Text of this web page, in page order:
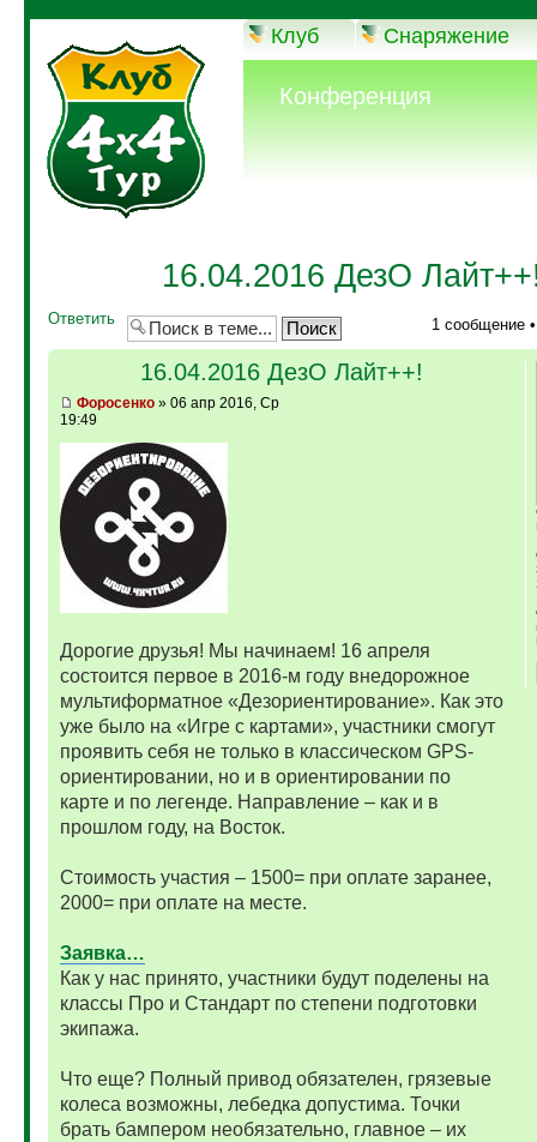
Клуб Снаряжение
Конференция
16.04.2016 ДезО
Ответить 1 сообщение
16.04.2016 ДезО Лайт++!
Фopoceнкo» 06 апр 2016, Ср
19:49
Дорогие друзья! Мы начинаем! 16 апреля
состоится первое в 2016-м году внедорожное
мультиформатное «Дезориентирование». Как это
уже было на «Игре с картами», участники смогут
проявить себя не только в классическом GPS-
ориентировании, но и в ориентировании по
карте и по легенде. Направление – как и в
прошлом году, на Восток.
Стоимость участия – 1500= при оплате заранее,
2000= при оплате на месте.
Заявка…
Как у нас принято, участники будут поделены на
классы Про и Стандарт по степени подготовки
экипажа.
Что еще? Полный привод обязателен, грязевые
колеса возможны, лебедка допустима. Точки
брать бампером необязательно, главное – их